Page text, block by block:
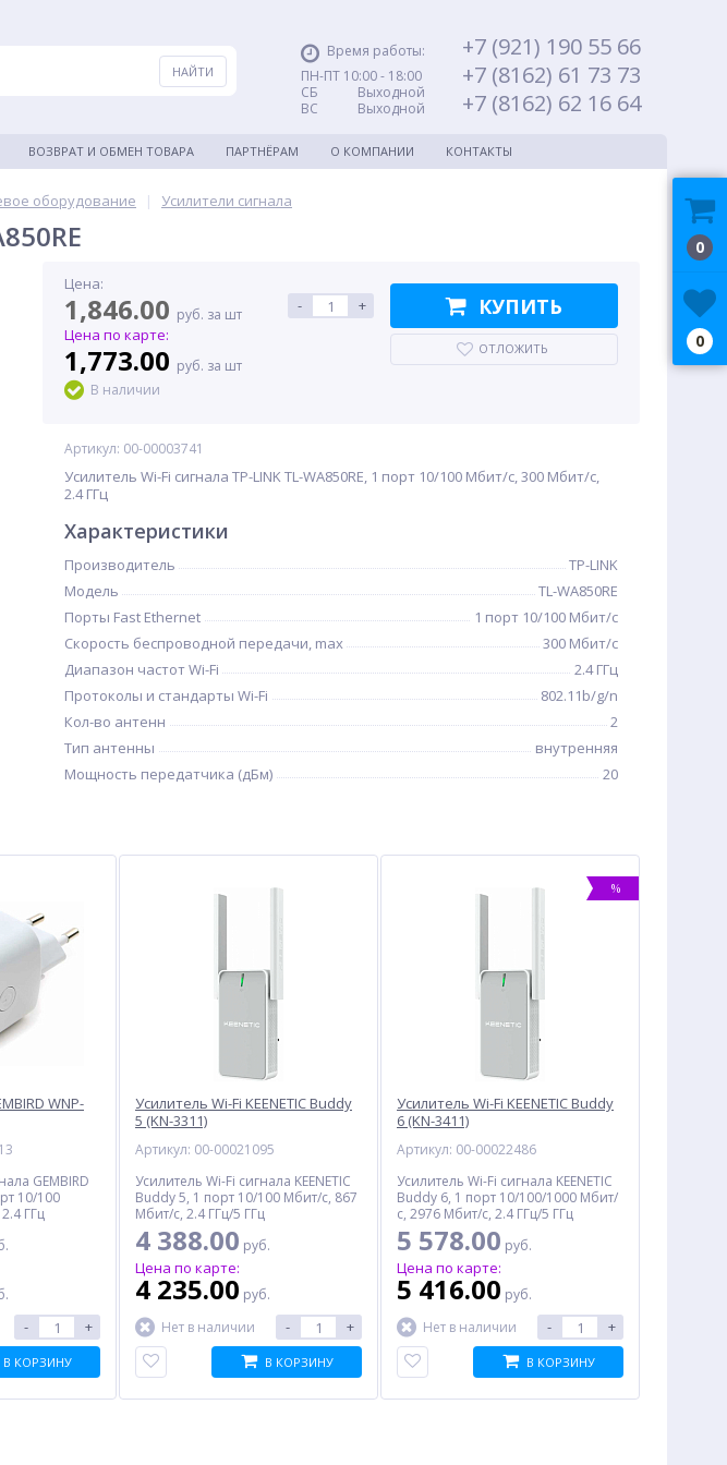
Время работы:
ПН-ПТ 10:00 - 18:00
СБ Выходной
ВС Выходной
+7 (921) 190 55 66
+7 (8162) 61 73 73
+7 (8162) 62 16 64
ВОЗВРАТ И ОБМЕН ТОВАРА ПАРТНЁРАМ О КОМПАНИИ КОНТАКТЫ
оборудование | Усилители сигнала
Цена:
1,846.00 руб. за шт
Цена по карте:
1,773.00 руб. за шт
В наличии
- + КУПИТЬ
ОТЛОЖИТЬ
Артикул: 00-00003741
Усилитель Wi-Fi сигнала TP-LINK TL-WA850RE, 1 порт 10/100 Мбит/с, 300 Мбит/с,
2.4 ГГц
Характеристики
Производитель
TP-LINK
Модель
TL-WA850RE
Порты Fast Ethernet
1 порт 10/100 Мбит/с
Скорость беспроводной передачи, max
300 Мбит/с
Диапазон частот Wi-Fi
2.4 ГГц
Протоколы и стандарты Wi-Fi
802.11b/g/n
Кол-во антенн
2
Тип антенны
внутренняя
Мощность передатчика (дБм)
20
WNP-
GEMBIRD
10/100
ГГц
- +
В КОРЗИНУ
Усилитель Wi-Fi KEENETIC Buddy
5 (KN-3311)
Артикул: 00-00021095
Усилитель Wi-Fi сигнала KEENETIC
Buddy 5, 1 порт 10/100 Мбит/с, 867
Мбит/с, 2.4 ГГц/5 ГГц
4 388.00 руб.
Цена по карте:
4 235.00 руб.
Нет в наличии
- +
В КОРЗИНУ
%
Усилитель Wi-Fi KEENETIC Buddy
6 (KN-3411)
Артикул: 00-00022486
Усилитель Wi-Fi сигнала KEENETIC
Buddy 6, 1 порт 10/100/1000 Мбит/
с, 2976 Мбит/с, 2.4 ГГц/5 ГГц
5 578.00 руб.
Цена по карте:
5 416.00 руб.
Нет в наличии
- +
В КОРЗИНУ
0
0